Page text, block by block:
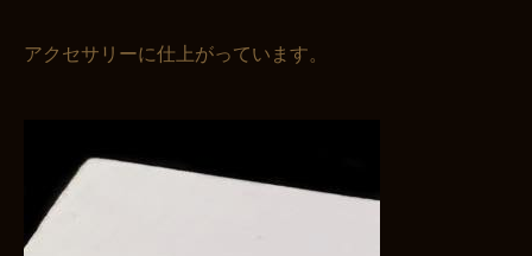
アクセサリーに仕上がっています。